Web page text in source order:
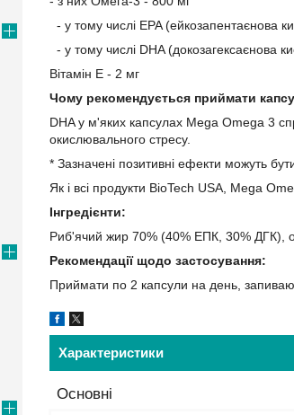
- у тому числі EPA (ейкозапентаєнова
- у тому числі DHA (докозагексаєнова
Вітамін Е - 2 мг
Чому рекомендується приймати
DHA у м'яких капсулах Mega Omega 3
окислювального стресу.
* Зазначені позитивні ефекти можуть
Як і всі продукти BioTech USA, Mega
Інгредієнти:
Риб'ячий жир 70% (40% ЕПК, 30% ДГК),
Рекомендації щодо застосування:
Приймати по 2 капсули на день,
Характеристики
Основні